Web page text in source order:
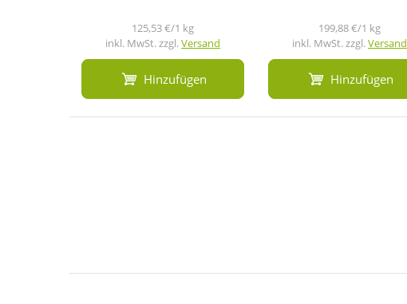
125,53 €/1 kg
inkl. MwSt. zzgl.Versand
Hinzufügen
199,88 €/1 kg
inkl. MwSt. zzgl.Versand
Hinzufügen